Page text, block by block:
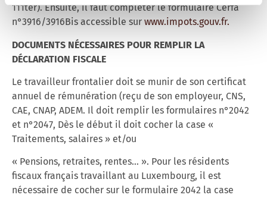
111ter). Ensuite, il faut compléter le formulaire Cerfa
n°3916/3916Bis accessible sur www.impots.gouv.fr.
DOCUMENTS NÉCESSAIRES POUR REMPLIR LA
DÉCLARATION FISCALE
Le travailleur frontalier doit se munir de son certificat
annuel de rémunération (reçu de son employeur, CNS,
CAE, CNAP, ADEM. Il doit remplir les formulaires n°2042
et n°2047, Dès le début il doit cocher la case «
Traitements, salaires » et/ou
« Pensions, retraites, rentes… ». Pour les résidents
fiscaux français travaillant au Luxembourg, il est
nécessaire de cocher sur le formulaire 2042 la case